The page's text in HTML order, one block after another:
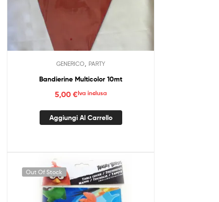
GENERICO PARTY
Bandierine Multicolor 10mt
5,00 €Iva inclusa
Aggiungi Al Carrello
Out Of Stock